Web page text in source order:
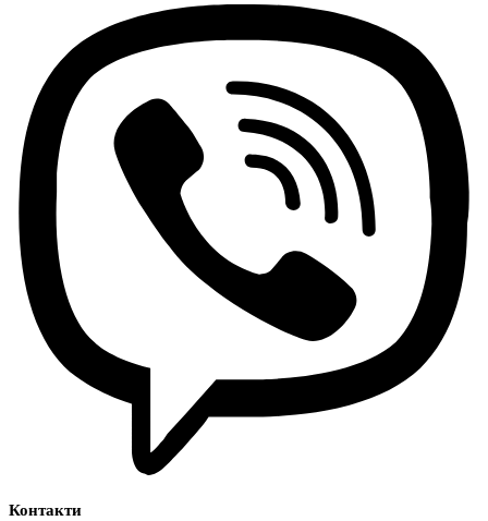
Контакти